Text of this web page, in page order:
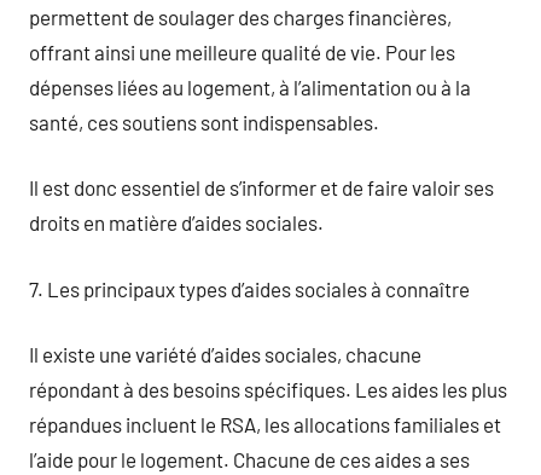
permettent de soulager des charges financières,
offrant ainsi une meilleure qualité de vie. Pour les
dépenses liées au logement, à l’alimentation ou à la
santé, ces soutiens sont indispensables.
Il est donc essentiel de s’informer et de faire valoir ses
droits en matière d’aides sociales.
7. Les principaux types d’aides sociales à connaître
Il existe une variété d’aides sociales, chacune
répondant à des besoins spécifiques. Les aides les plus
répandues incluent le RSA, les allocations familiales et
l’aide pour le logement. Chacune de ces aides a ses